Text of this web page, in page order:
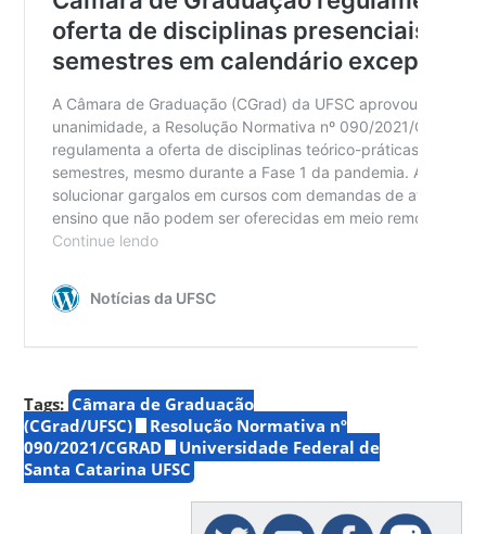
Tags: Câmara de Graduação
(CGrad/UFSC)
Resolução Normativa nº
090/2021/CGRAD
Universidade Federal de
Santa Catarina UFSC